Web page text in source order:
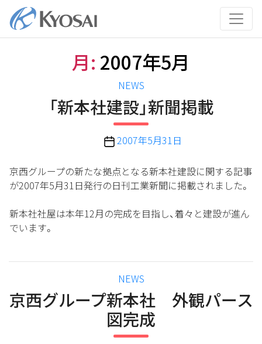
テ
月: 2007年5月
カ
テ
ゴ
リ
ー
NEWS
「新本社建設」新聞掲載
投
日
2007年5月31日
京西グループの新たな拠点となる新本社建設に関する記事
が2007年5月31日発行の日刊工業新聞に掲載されました。
新本社社屋は本年12月の完成を目指し、着々と建設が進ん
でいます。
カ
テ
ゴ
リ
ー
NEWS
京西グループ新本社 外観パース
図完成